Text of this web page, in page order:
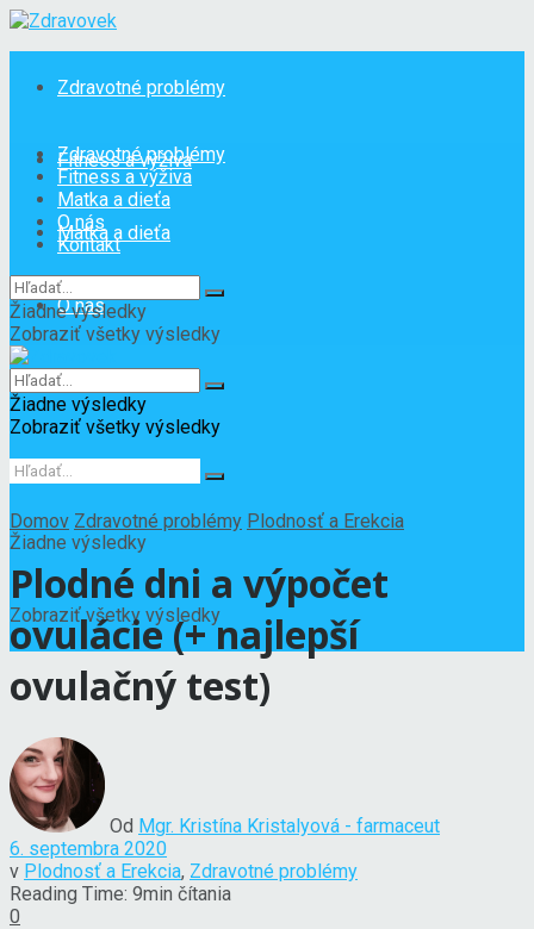
Zdravotné problémy
Fitness a výživa
Matka a dieťa
O nás
Kontakt
Žiadne výsledky
Zobraziť všetky výsledky
Zdravotné problémy
Fitness a výživa
Matka a dieťa
O nás
Kontakt
Žiadne výsledky
Zobraziť všetky výsledky
Žiadne výsledky
Zobraziť všetky výsledky
Domov Zdravotné problémy Plodnosť a Erekcia
Plodné dni a výpočet
ovulácie (+ najlepší
ovulačný test)
Od Mgr. Kristína Kristalyová - farmaceut
6. septembra 2020
v Plodnosť a Erekcia, Zdravotné problémy
Reading Time: 9min čítania
0